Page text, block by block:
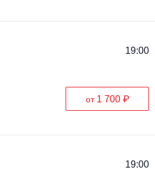
19:00
от 1 700 ₽
19:00